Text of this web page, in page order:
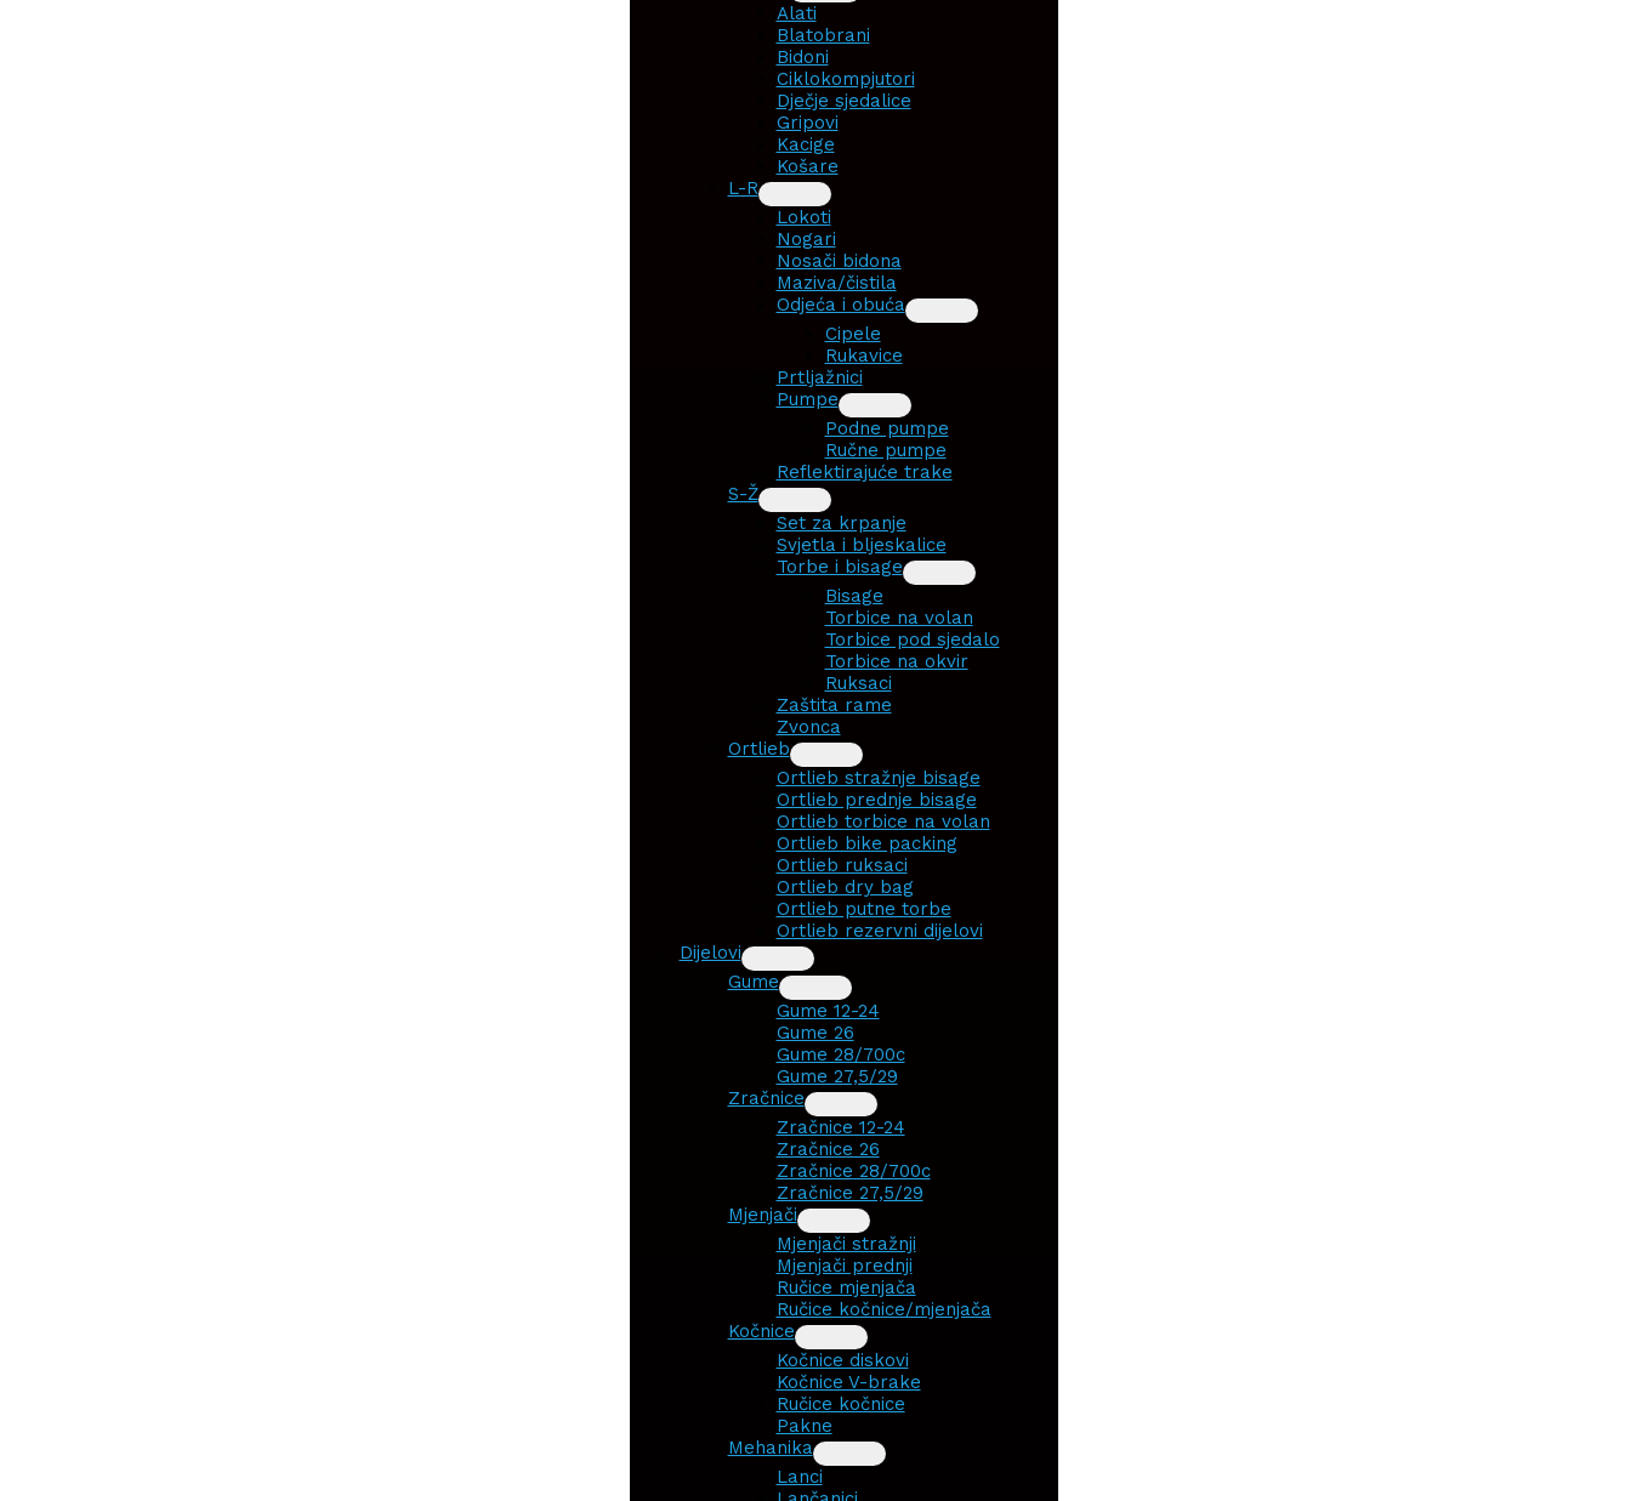
Alati
Blatobrani
Bidoni
Ciklokompjutori
Dječje sjedalice
Gripovi
Kacige
Košare
L-R
Lokoti
Nogari
Nosači bidona
Maziva/čistila
Odjeća i obuća
Cipele
Rukavice
Prtljažnici
Pumpe
Podne pumpe
Ručne pumpe
Reflektirajuće trake
S-Ž
Set za krpanje
Svjetla i bljeskalice
Torbe i bisage
Bisage
Torbice na volan
Torbice pod sjedalo
Torbice na okvir
Ruksaci
Zaštita rame
Zvonca
Ortlieb
Ortlieb stražnje bisage
Ortlieb prednje bisage
Ortlieb torbice na volan
Ortlieb bike packing
Ortlieb ruksaci
Ortlieb dry bag
Ortlieb putne torbe
Ortlieb rezervni dijelovi
Dijelovi
Gume
Gume 12-24
Gume 26
Gume 28/700c
Gume 27,5/29
Zračnice
Zračnice 12-24
Zračnice 26
Zračnice 28/700c
Zračnice 27,5/29
Mjenjači
Mjenjači stražnji
Mjenjači prednji
Ručice mjenjača
Ručice kočnice/mjenjača
Kočnice
Kočnice diskovi
Kočnice V-brake
Ručice kočnice
Pakne
Mehanika
Lanci